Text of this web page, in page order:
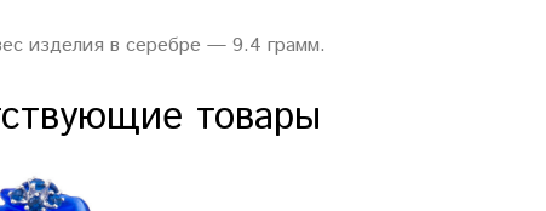
изделия в серебре — 9.4 грамм.
товары